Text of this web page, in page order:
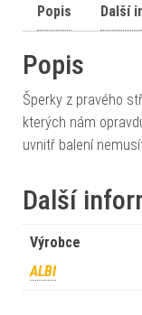
Popis Další
Popis
Šperky z pravého
kterých nám
uvnitř balení
Další
Výrobce
ALBI